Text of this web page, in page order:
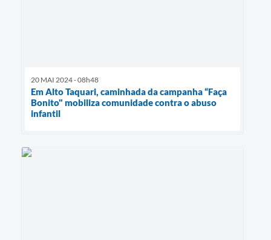
20 MAI 2024 - 08h48
Em Alto Taquari, caminhada da campanha “Faça
Bonito" mobiliza comunidade contra o abuso
infantil